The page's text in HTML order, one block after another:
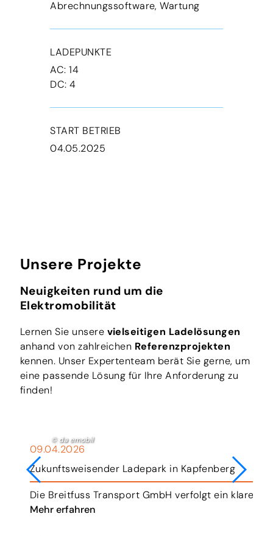
Abrechnungssoftware, Wartung
LADEPUNKTE
AC: 14
DC: 4
START BETRIEB
04.05.2025
Unsere Projekte
Neuigkeiten rund um die
Elektromobilität
Lernen Sie unsere vielseitigen Ladelösungen
anhand von zahlreichen Referenzprojekten
kennen. Unser Expertenteam berät Sie gerne, um
eine passende Lösung für Ihre Anforderung zu
finden!
© da emobil
09.04.2026
Zukunftsweisender Ladepark in Kapfenberg
Die Breitfuss Transport GmbH verfolgt ein klares
Mehr erfahren